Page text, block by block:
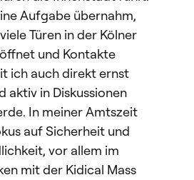
Aufgabe übernahm,
Türen in der Kölner
und Kontakte
ich auch direkt ernst
aktiv in Diskussionen
In meiner Amtszeit
auf Sicherheit und
vor allem im
mit der Kidical Mass